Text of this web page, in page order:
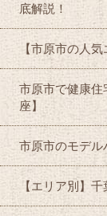
底解説！
【市原市の人
市原市で健康
座】
市原市のモデル
【エリア別】